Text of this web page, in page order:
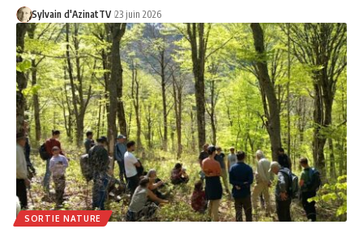
Sylvain d'AzinatTV 23 juin 2026
SORTIE NATURE